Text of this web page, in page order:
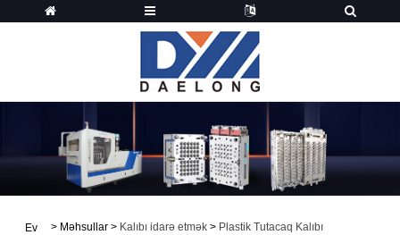
Ev > Məhsullar > Kalıbı idarə etmək > Plastik Tutacaq Kalıbı